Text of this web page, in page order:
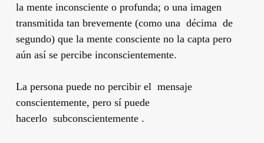
la mente inconsciente o profunda; o una imagen
transmitida tan brevemente (como una décima de
segundo) que la mente consciente no la capta pero
aún así se percibe inconscientemente.
La persona puede no percibir el mensaje
conscientemente, pero sí puede
hacerlo subconscientemente .